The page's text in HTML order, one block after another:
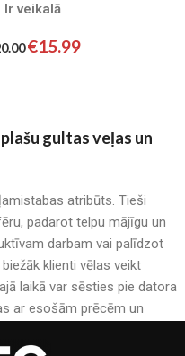
Ir veikalā
€15.99
gultas veļas un
atribūts. Tieši
padarot telpu mājīgu un
darbam vai palīdzot
klienti vēlas veikt
laikā var sēsties pie datora
ar esošām prēcēm un
gan kokvilna satīna gultas